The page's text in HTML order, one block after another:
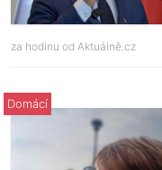
za hodinu od Aktuálně.cz
Domácí